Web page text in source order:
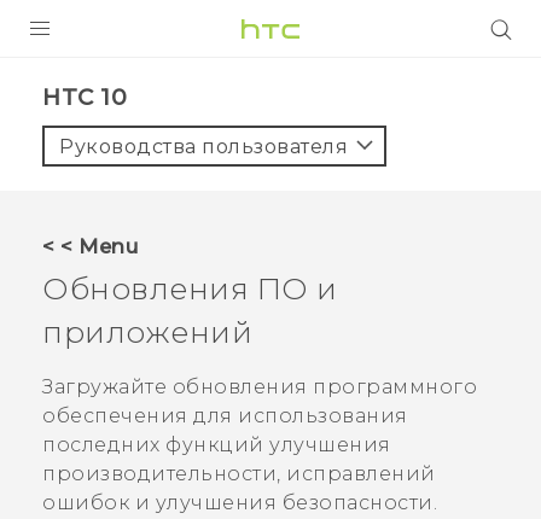
5G
VIVERSE
ПОДДЕРЖКА
HTC 10‎
Руководства пользователя
< < Menu
Обновления ПО и
приложений
Загружайте обновления программного
обеспечения для использования
последних функций улучшения
производительности, исправлений
ошибок и улучшения безопасности.